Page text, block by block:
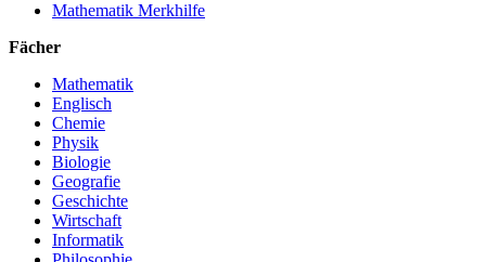
Mathematik Merkhilfe
Fächer
Mathematik
Englisch
Chemie
Physik
Biologie
Geografie
Geschichte
Wirtschaft
Informatik